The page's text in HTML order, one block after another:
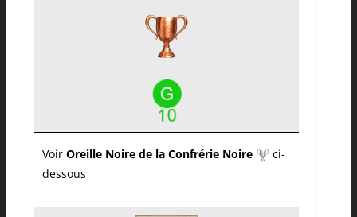
Voir Oreille Noire de la Confrérie Noire
ci-
dessous